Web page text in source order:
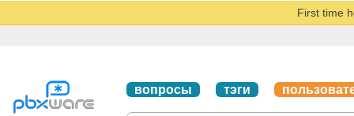
First time
вопросы тэги